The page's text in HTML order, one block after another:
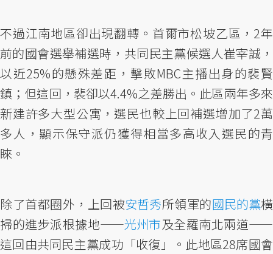
不過江南地區卻出現翻轉。首爾市松坡乙區，2年
前的國會選舉補選時，共同民主黨候選人崔宰誠，
以近25%的懸殊差距，擊敗MBC主播出身的裴賢
鎮；但這回，裴卻以4.4%之差勝出。此區兩年多來
新建許多大型公寓，選民也較上回補選增加了2萬
多人，顯示保守派仍獲得相當多高收入選民的青
睞。
除了首都圈外，上回被安哲秀所領軍的國民的黨橫
掃的進步派根據地——光州市及全羅南北兩道——
這回由共同民主黨成功「收復」。此地區28席國會